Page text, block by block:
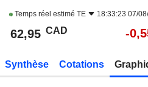
Temps réel estimé TE 18:33:23 07/
62,95 CAD -
Synthèse Cotations